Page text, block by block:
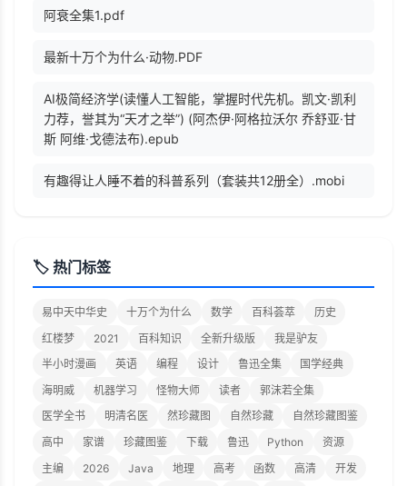
阿衰全集1.pdf
最新十万个为什么·动物.PDF
AI极简经济学(读懂人工智能，掌握时代先机。凯文·凯利
力荐，誉其为“天才之举”) (阿杰伊·阿格拉沃尔 乔舒亚·甘
斯 阿维·戈德法布).epub
有趣得让人睡不着的科普系列（套装共12册全）.mobi
🏷️ 热门标签
易中天中华史 十万个为什么 数学 百科荟萃
历史
红楼梦
2021 百科知识 全新升级版
我是驴友
半小时漫画
英语 编程 设计 鲁迅全集
国学经典
海明威
机器学习 怪物大师 读者
郭沫若全集
医学全书
明清名医 然珍藏图 自然珍藏
自然珍藏图鉴
高中
家谱 珍藏图鉴 下载 鲁迅 Python
资源
主编
2026 Java 地理 高考 函数 高清
开发